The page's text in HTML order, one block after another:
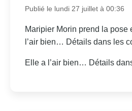
Publié le lundi 27 juillet à 00:36
Maripier Morin prend la
l’air bien… Détails dans les
Elle a l’air bien… Détails